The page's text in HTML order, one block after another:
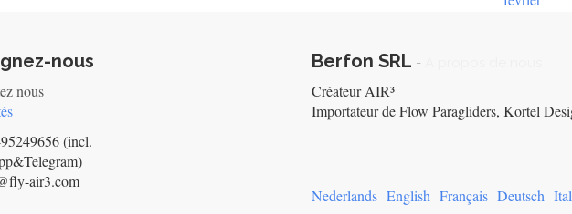
nous
nous
(incl.
air3.com
Berfon SRL -
Créateur AIR³
Importateur de Flow Paragliders, Kortel
Nederlands English Français Deutsch